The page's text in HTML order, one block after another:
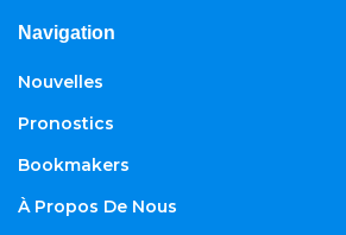
Navigation
Nouvelles
Pronostics
Bookmakers
À Propos De Nous